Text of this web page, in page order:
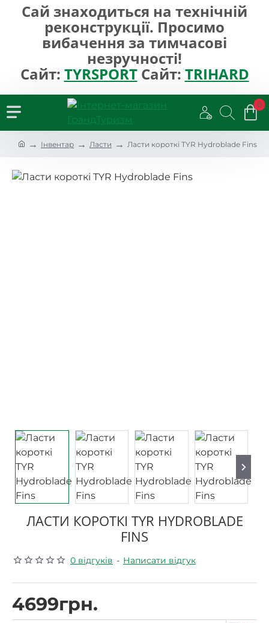
Сай знаходиться на технічній
реконструкції. Просимо
вибачення за тимчасові
незручності!
Сайт: TYRSPORTСайт: TRIHARD
0
e
Інвентар Ласти Ласти короткі TYR Hydroblade Fins
ЛАСТИ КОРОТКІ TYR HYDROBLADE
FINS
0 відгуків - Написати відгук
4699грн.